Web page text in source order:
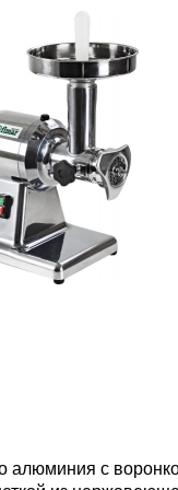
алюминия с